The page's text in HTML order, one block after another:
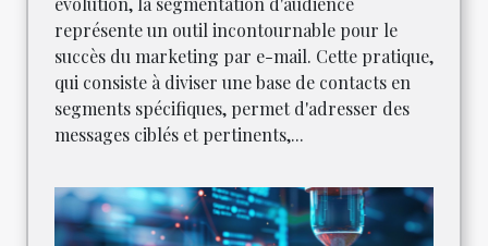
représente un outil incontournable pour le
succès du marketing par e-mail. Cette pratique,
qui consiste à diviser une base de contacts en
segments spécifiques, permet d'adresser des
messages ciblés et pertinents,...